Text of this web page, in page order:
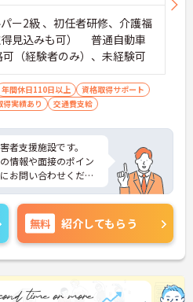
ー2級 、初任者研修、介護福
も可） 普通自動車
（経験者のみ）、未経験可
年間休日110日以上
資格取得サポート
実績あり 交通費支給
者支援施設です。
情報や面接のポイン
お問い合わせくださ
無料 紹介してもらう